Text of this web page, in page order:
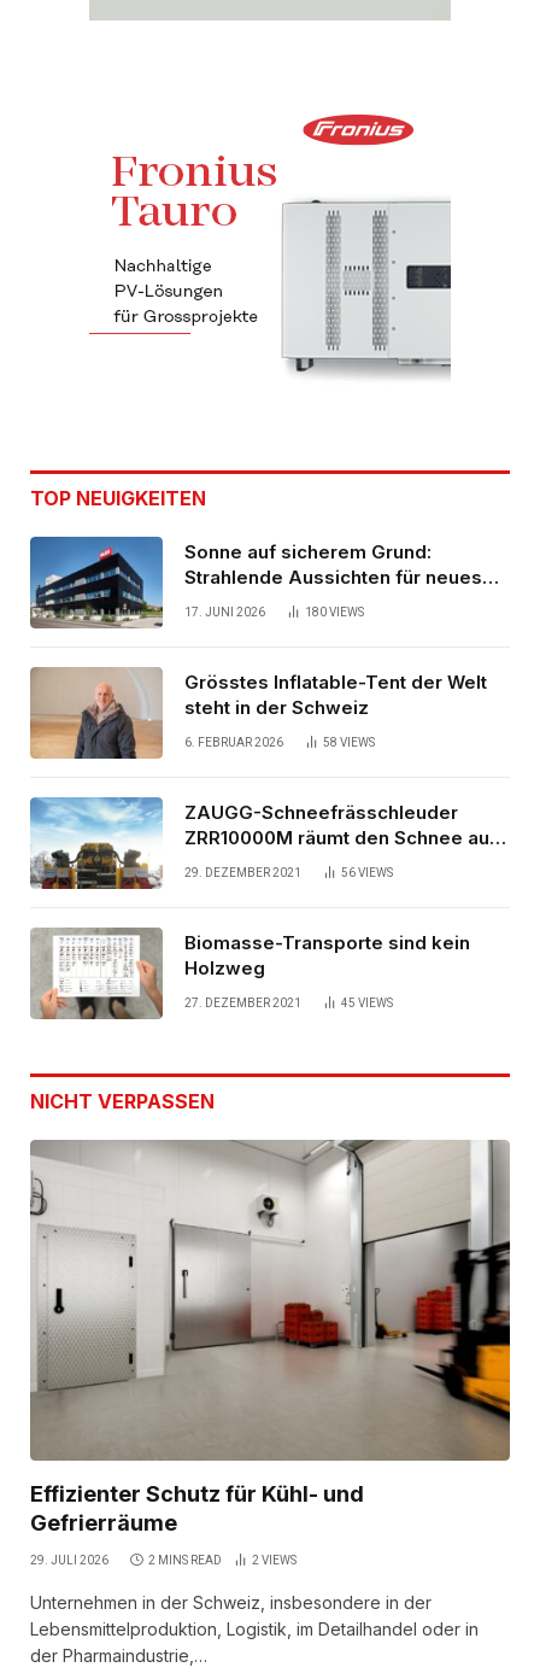
TOP NEUIGKEITEN
Sonne auf sicherem Grund:
Strahlende Aussichten für neues
Bürogebäude
17. JUNI 2026 180VIEWS
Grösstes Inflatable-Tent der Welt
steht in der Schweiz
6. FEBRUAR 2026 58 VIEWS
ZAUGG-Schneefrässchleuder
ZRR10000M räumt den Schnee auf
schwedischen Gleisen
29. DEZEMBER 2021 56VIEWS
Biomasse-Transporte sind kein
Holzweg
27. DEZEMBER 2021 45 VIEWS
NICHT VERPASSEN
Effizienter Schutz für Kühl- und
Gefrierräume
29. JULI 2026 2 MINS READ 2 VIEWS
Unternehmen in der Schweiz, insbesondere in der
Lebensmittelproduktion, Logistik, im Detailhandel oder in
der Pharmaindustrie,…